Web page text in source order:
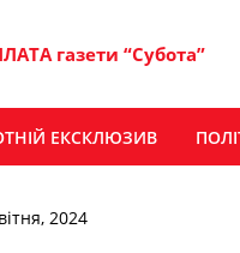
газети “Субота”
ЕКСКЛЮЗИВ
2024